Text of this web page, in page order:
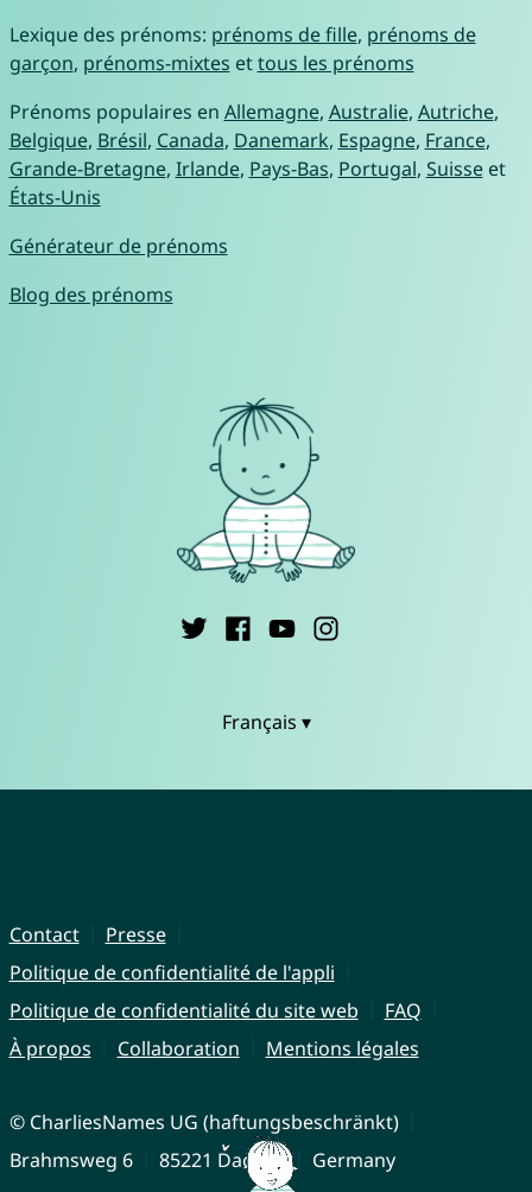
Lexique des prénoms: prénoms de fille, prénoms de
garçon, prénoms-mixtes ettous les prénoms
Prénoms populaires en Allemagne, Australie, Autriche,
Belgique, Brésil, Canada, Danemark, Espagne, France,
Grande-Bretagne, Irlande, Pays-Bas, Portugal, Suisseet
États-Unis
Générateur de prénoms
Blog des prénoms
Français ▾
Contact
Presse
Politique de confidentialité de l'appli
Politique de confidentialité du site web
FAQ
À propos
Collaboration Mentions légales
© CharliesNames UG (haftungsbeschränkt)
Brahmsweg 6
85221 Dachau Germany